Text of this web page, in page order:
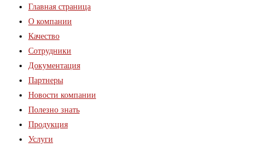
Главная страница
О компании
Качество
Сотрудники
Документация
Партнеры
Новости компании
Полезно знать
Продукция
Услуги